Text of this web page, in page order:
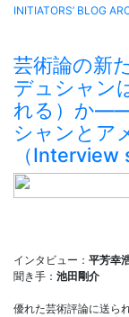
INITIATORS’ BLOG
芸術論の新
デュシャン
れる）か――
シャンとア
（Interview
インタビュー： 平芳幸
聞き手： 池田剛介
優れた芸術評論に送ら